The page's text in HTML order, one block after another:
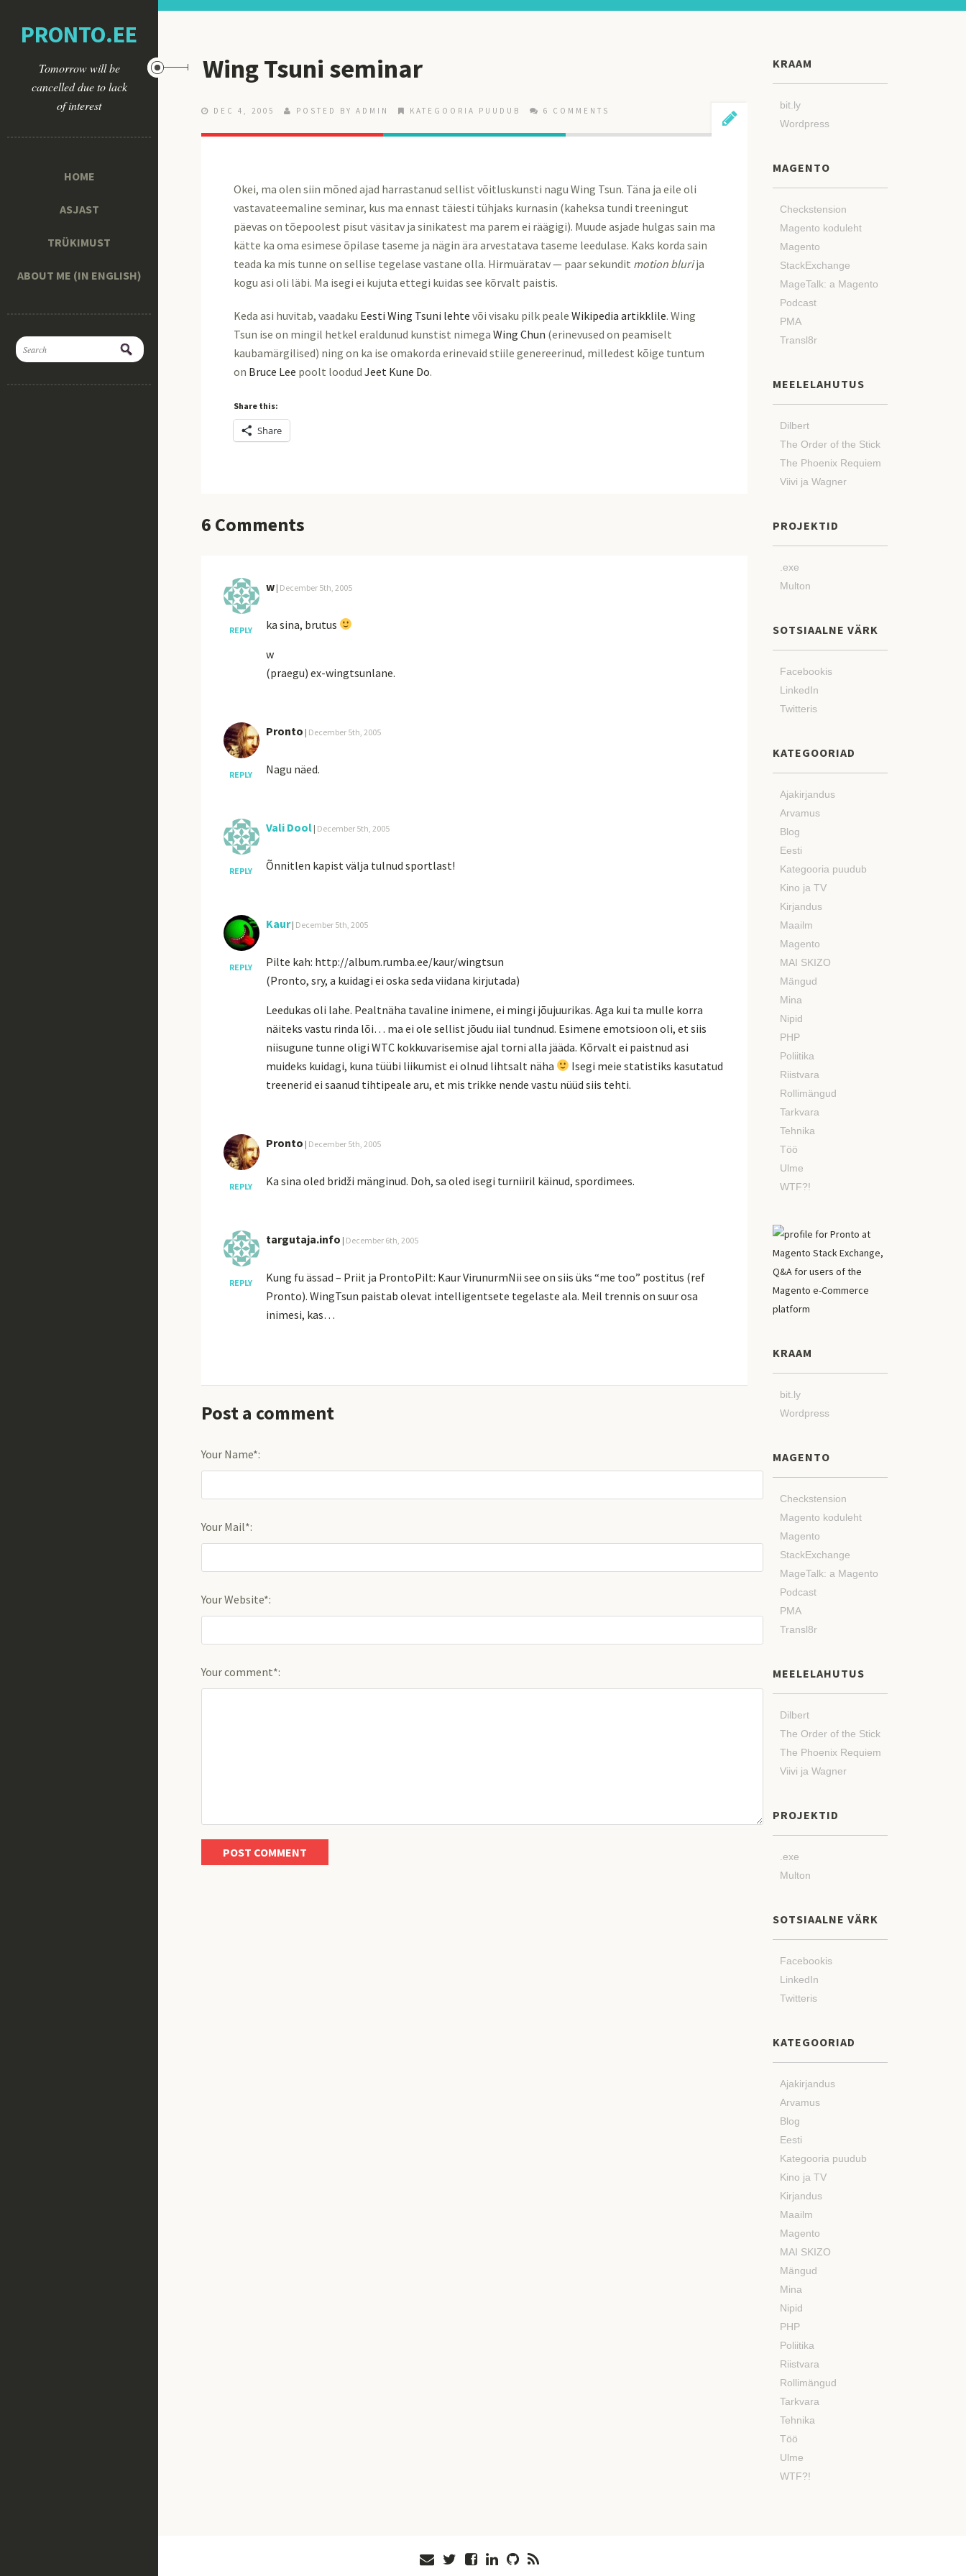
PRONTO.EE
Tomorrow will be
cancelled due to lack
of interest
HOME
ASJAST
TRÜKIMUST
ABOUT ME (IN ENGLISH)
Wing Tsuni seminar
DEC 4, 2005 POSTED BY ADMIN KATEGOORIA PUUDUB 6 COMMENTS
Okei, ma olen siin mõned ajad harrastanud sellist võitluskunsti nagu Wing Tsun. Täna ja eile oli
vastavateemaline seminar, kus ma ennast täiesti tühjaks kurnasin (kaheksa tundi treeningut
päevas on tõepoolest pisut väsitav ja sinikatest ma parem ei räägigi). Muude asjade hulgas sain ma
kätte ka oma esimese õpilase taseme ja nägin ära arvestatava taseme leedulase. Kaks korda sain
teada ka mis tunne on sellise tegelase vastane olla. Hirmuäratav — paar sekundit motion blurija
kogu asi oli läbi. Ma isegi ei kujuta ettegi kuidas see kõrvalt paistis.
Keda asi huvitab, vaadaku Eesti Wing Tsuni lehte või visaku pilk peale Wikipedia artikklile. Wing
Tsun ise on mingil hetkel eraldunud kunstist nimega Wing Chun (erinevused on peamiselt
kaubamärgilised) ning on ka ise omakorda erinevaid stiile genereerinud, milledest kõige tuntum
on Bruce Lee poolt loodud Jeet Kune Do.
Share this:
Share
6 Comments
REPLY
w | December 5th, 2005
ka sina, brutus
w
(praegu) ex-wingtsunlane.
REPLY
Pronto | December 5th, 2005
Nagu näed.
REPLY
Vali Dool | December 5th, 2005
Õnnitlen kapist välja tulnud sportlast!
REPLY
Kaur| December 5th, 2005
Pilte kah: http://album.rumba.ee/kaur/wingtsun
(Pronto, sry, a kuidagi ei oska seda viidana kirjutada)
Leedukas oli lahe. Pealtnäha tavaline inimene, ei mingi jõujuurikas. Aga kui ta mulle korra
näiteks vastu rinda lõi… ma ei ole sellist jõudu iial tundnud. Esimene emotsioon oli, et siis
niisugune tunne oligi WTC kokkuvarisemise ajal torni alla jääda. Kõrvalt ei paistnud asi
muideks kuidagi, kuna tüübi liikumist ei olnud lihtsalt näha
Isegi meie statistiks kasutatud
treenerid ei saanud tihtipeale aru, et mis trikke nende vastu nüüd siis tehti.
REPLY
Pronto | December 5th, 2005
Ka sina oled bridži mänginud. Doh, sa oled isegi turniiril käinud, spordimees.
REPLY
targutaja.info | December 6th, 2005
Kung fu ässad – Priit ja ProntoPilt: Kaur VirunurmNii see on siis üks “me too” postitus (ref
Pronto). WingTsun paistab olevat intelligentsete tegelaste ala. Meil trennis on suur osa
inimesi, kas…
Post a comment
Your Name*:
Your Mail*:
Your Website*:
Your comment*:
KRAAM
bit.ly
Wordpress
MAGENTO
Checkstension
Magento koduleht
Magento
StackExchange
MageTalk: a Magento
Podcast
PMA
Transl8r
MEELELAHUTUS
Dilbert
The Order of the Stick
The Phoenix Requiem
Viivi ja Wagner
PROJEKTID
.exe
Multon
SOTSIAALNE VÄRK
Facebookis
LinkedIn
Twitteris
KATEGOORIAD
Ajakirjandus
Arvamus
Blog
Eesti
Kategooria puudub
Kino ja TV
Kirjandus
Maailm
Magento
MAI SKIZO
Mängud
Mina
Nipid
PHP
Poliitika
Riistvara
Rollimängud
Tarkvara
Tehnika
Töö
Ulme
WTF?!
KRAAM
bit.ly
Wordpress
MAGENTO
Checkstension
Magento koduleht
Magento
StackExchange
MageTalk: a Magento
Podcast
PMA
Transl8r
MEELELAHUTUS
Dilbert
The Order of the Stick
The Phoenix Requiem
Viivi ja Wagner
PROJEKTID
.exe
Multon
SOTSIAALNE VÄRK
Facebookis
LinkedIn
Twitteris
KATEGOORIAD
Ajakirjandus
Arvamus
Blog
Eesti
Kategooria puudub
Kino ja TV
Kirjandus
Maailm
Magento
MAI SKIZO
Mängud
Mina
Nipid
PHP
Poliitika
Riistvara
Rollimängud
Tarkvara
Tehnika
Töö
Ulme
WTF?!